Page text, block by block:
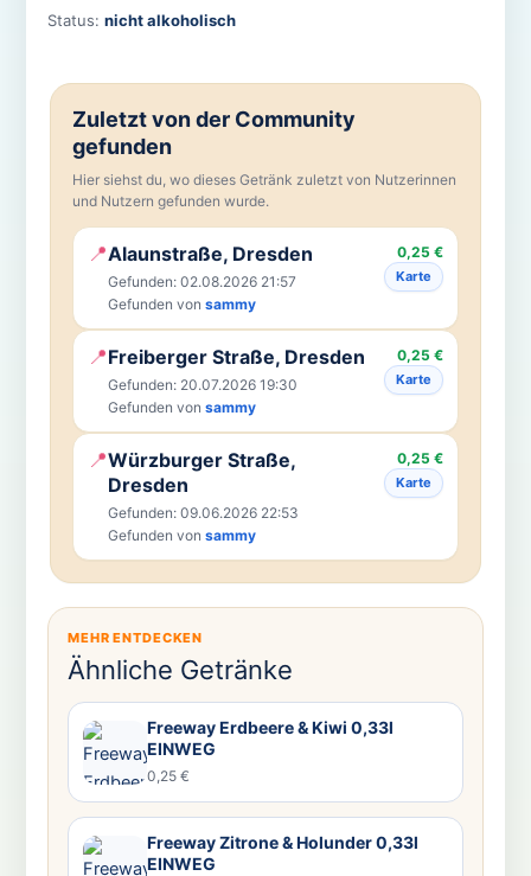
Status: nicht alkoholisch
Zuletzt von der Community
gefunden
Hier siehst du, wo dieses Getränk zuletzt von Nutzerinnen
und Nutzern gefunden wurde.
📍Alaunstraße, Dresden
Gefunden: 02.08.2026 21:57
Gefunden von sammy
0,25 €
Karte
📍Freiberger Straße, Dresden
Gefunden: 20.07.2026 19:30
Gefunden von sammy
0,25 €
Karte
📍Würzburger Straße,
Dresden
Gefunden: 09.06.2026 22:53
Gefunden von sammy
0,25 €
Karte
MEHR ENTDECKEN
Ähnliche Getränke
Freeway Erdbeere & Kiwi 0,33l
EINWEG
0,25 €
Freeway Zitrone & Holunder 0,33l
EINWEG